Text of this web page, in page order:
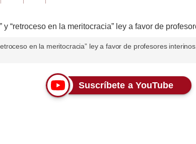
en la meritocracia” ley a favor de profesores interinos.
Suscríbete a YouTube